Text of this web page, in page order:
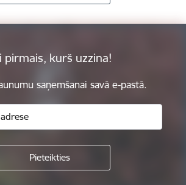
pirmais, kurš uzzina!
saņemšanai savā e-pastā.